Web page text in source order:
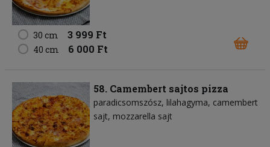
30 cm 3 999 Ft
40 cm 6 000 Ft
58. Camembert sajtos pizza
paradicsomszósz lilahagyma camembert
sajt mozzarella sajt